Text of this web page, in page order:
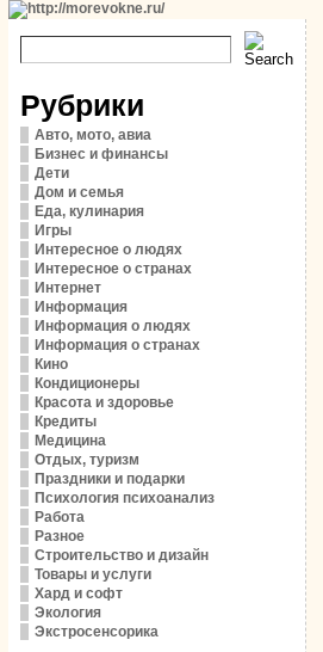
Рубрики
Авто, мото, авиа
Бизнес и финансы
Дети
Дом и семья
Еда, кулинария
Игры
Интересное о людях
Интересное о странах
Интернет
Информация
Информация о людях
Информация о странах
Кино
Кондиционеры
Красота и здоровье
Кредиты
Медицина
Отдых, туризм
Праздники и подарки
Психология психоанализ
Работа
Разное
Строительство и дизайн
Товары и услуги
Хард и софт
Экология
Экстросенсорика